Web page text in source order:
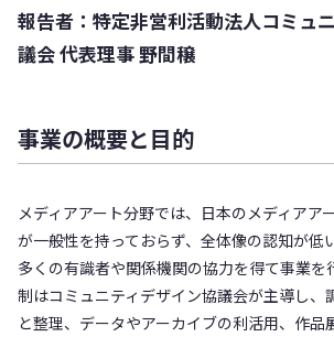
報告者：特定非営利活動法人コミュ
議会 代表理事 野間穣
事業の概要と目的
メディアアート分野では、日本のメディアア
が一般性を持っておらず、全体像の認知が低
多くの有識者や関係機関の協力を得て事業を
制はコミュニティデザイン協議会が主導し、
と整理、データやアーカイブの利活用、作品